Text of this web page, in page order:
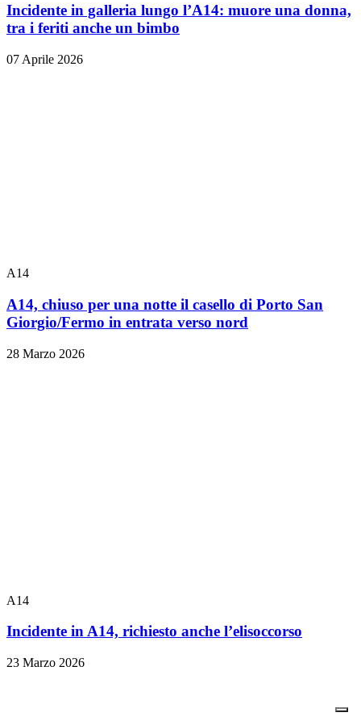
Incidente in galleria lungo l’A14: muore una donna,
tra i feriti anche un bimbo
07 Aprile 2026
A14
A14, chiuso per una notte il casello di Porto San
Giorgio/Fermo in entrata verso nord
28 Marzo 2026
A14
Incidente in A14, richiesto anche l’elisoccorso
23 Marzo 2026